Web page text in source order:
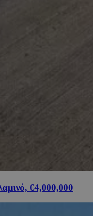
€4,000,000